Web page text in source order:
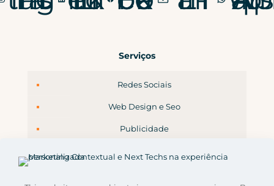
Serviços
Redes Sociais
Web Design e Seo
Publicidade